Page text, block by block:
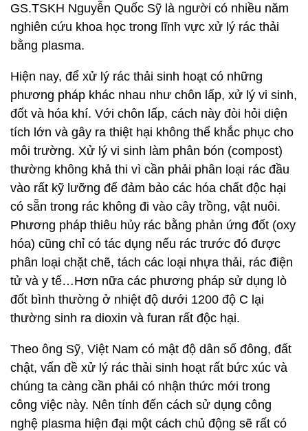
GS.TSKH Nguyễn Quốc Sỹ là người có nhiều năm
nghiên cứu khoa học trong lĩnh vực xử lý rác thải
bằng plasma.
Hiện nay, để xử lý rác thải sinh hoạt có những
phương pháp khác nhau như chôn lấp, xử lý vi sinh,
đốt và hóa khí. Với chôn lấp, cách này đòi hỏi diện
tích lớn và gây ra thiệt hại không thể khắc phục cho
môi trường. Xử lý vi sinh làm phân bón (compost)
thường không khả thi vì cần phải phân loại rác đầu
vào rất kỹ lưỡng để đảm bảo các hóa chất độc hại
có sẵn trong rác không đi vào cây trồng, vật nuôi.
Phương pháp thiêu hủy rác bằng phản ứng đốt (oxy
hóa) cũng chỉ có tác dụng nếu rác trước đó được
phân loại chặt chẽ, tách các loại nhựa thải, rác điện
tử và y tế…Hơn nữa các phương pháp sử dụng lò
đốt bình thường ở nhiệt độ dưới 1200 độ C lại
thường sinh ra dioxin và furan rất độc hại.
Theo ông Sỹ, Việt Nam có mật độ dân số đông, đất
chật, vấn đề xử lý rác thải sinh hoạt rất bức xúc và
chúng ta càng cần phải có nhận thức mới trong
công việc này. Nên tính đến cách sử dụng công
nghệ plasma hiện đại một cách chủ động sẽ rất có